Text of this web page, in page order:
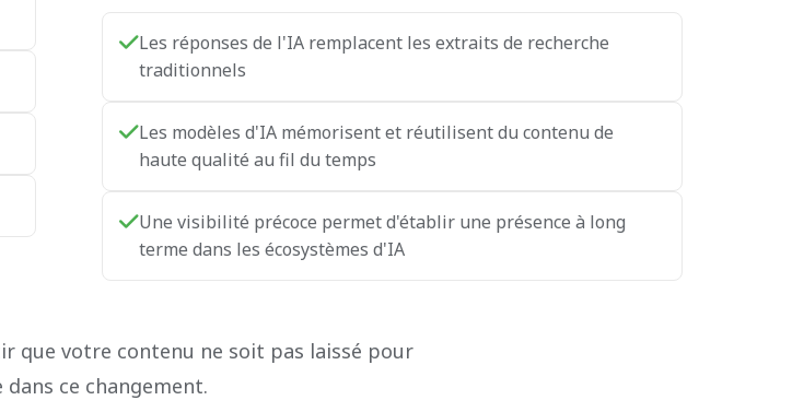
Les réponses de l'IA remplacent les extraits de recherche
traditionnels
Les modèles d'IA mémorisent et réutilisent du contenu de
haute qualité au fil du temps
Une visibilité précoce permet d'établir une présence à long
terme dans les écosystèmes d'IA
que votre contenu ne soit pas laissé pour
ce changement.